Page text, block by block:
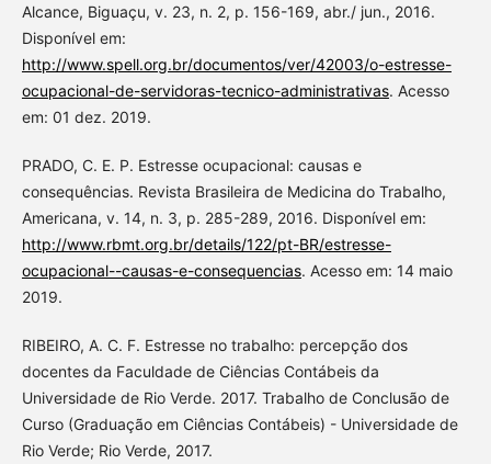
Alcance, Biguaçu, v. 23, n. 2, p. 156-169, abr./ jun., 2016.
Disponível em:
http://www.spell.org.br/documentos/ver/42003/o-estresse-
ocupacional-de-servidoras-tecnico-administrativas. Acesso
em: 01 dez. 2019.
PRADO, C. E. P. Estresse ocupacional: causas e
consequências. Revista Brasileira de Medicina do Trabalho,
Americana, v. 14, n. 3, p. 285-289, 2016. Disponível em:
http://www.rbmt.org.br/details/122/pt-BR/estresse-
ocupacional--causas-e-consequencias. Acesso em: 14 maio
2019.
RIBEIRO, A. C. F. Estresse no trabalho: percepção dos
docentes da Faculdade de Ciências Contábeis da
Universidade de Rio Verde. 2017. Trabalho de Conclusão de
Curso (Graduação em Ciências Contábeis) - Universidade de
Rio Verde; Rio Verde, 2017.